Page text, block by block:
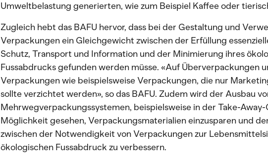
Umweltbelastung generierten, wie zum Beispiel Kaffee oder
Zugleich hebt das BAFU hervor, dass bei der Gestaltung und
Verpackungen ein Gleichgewicht zwischen der Erfüllung
Schutz, Transport und Information und der Minimierung ihres
Fussabdrucks gefunden werden müsse. «Auf Überverpackungen
Verpackungen wie beispielsweise Verpackungen, die nur
sollte verzichtet werden», so das BAFU. Zudem wird der Ausbau
Mehrwegverpackungssystemen, beispielsweise in der Take-Away-
Möglichkeit gesehen, Verpackungsmaterialien einzusparen und
zwischen der Notwendigkeit von Verpackungen zur
ökologischen Fussabdruck zu verbessern.